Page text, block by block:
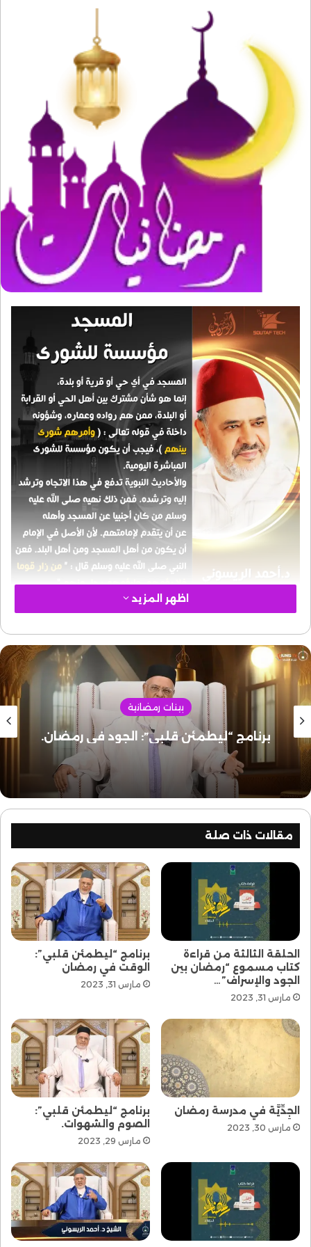
الشورى المسجد
اظهر المزيد
بينات رمضانية
برنامج “ليطمئن قلبي”: الجود في رمضان.
مقالات ذات صلة
الحلقة الثالثة من قراءة
كتاب مسموع “رمضان بين
الجود والإسراف”…
مارس 31, 2023
برنامج “ليطمئن قلبي”:
الوقت في رمضان
مارس 31, 2023
الجِدِّيَّة في مدرسة رمضان
مارس 30, 2023
برنامج “ليطمئن قلبي”:
الصوم والشهوات.
مارس 29, 2023